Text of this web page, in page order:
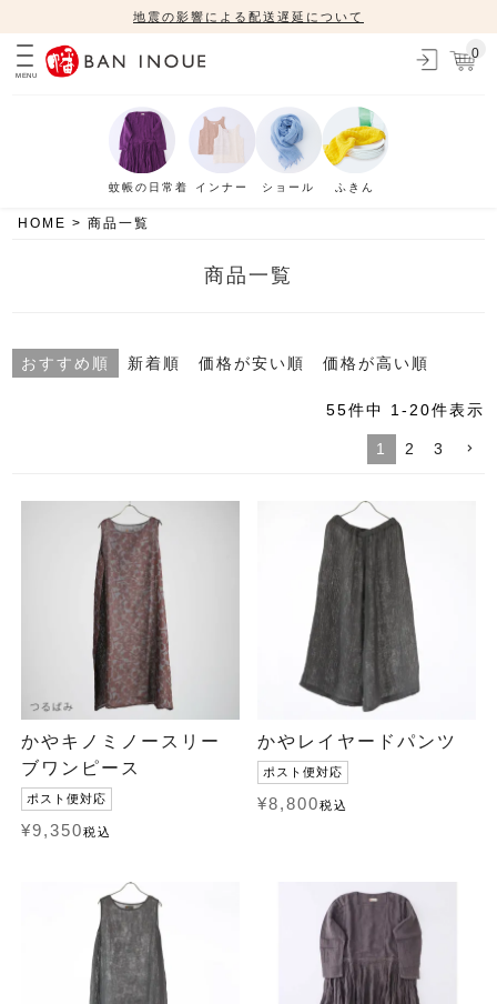
地震の影響による配送遅延について
MENU
0
蚊帳の日常着 インナー ショール ふきん
HOME 商品一覧
商品一覧
おすすめ順 新着順 価格が安い順 価格が高い順
55件中 1 - 20件表示
1 2 3
かやキノミノースリー
ブワンピース
ポスト便対応
¥9,350税込
かやレイヤードパンツ
ポスト便対応
¥8,800税込